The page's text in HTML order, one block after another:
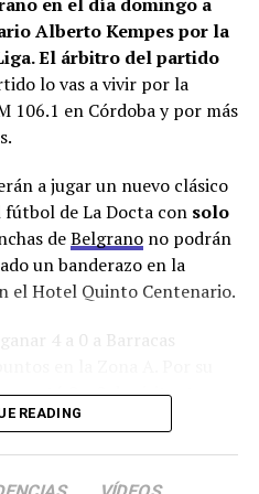
GmailShare
en
LbPSRUIeo
December 6, 2023
de Buenos Aires con
con ‘Gaby’ y
este jueves 7 para
Alberto Kempes por la
El árbitro del partido
lo vas a vivir por la
106.1 en Córdoba y por más
a jugar un nuevo clásico
fútbol de La Docta con solo
deBelgranono podrán
un banderazo en la
el Hotel Quinto Centenario.
4 a 0 a Barracas
0 a 0 de visitante con
dos puntos del puntero
READING